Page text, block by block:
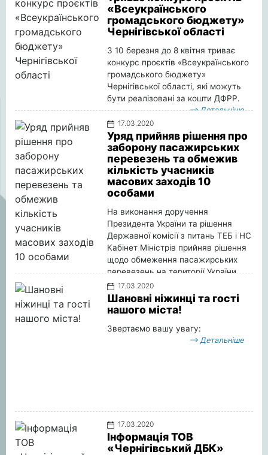
засобах.
Детальніше
«Всеукраїнського
громадського бюджету»
Чернігівської області
З 10 березня до 8 квітня триває
конкурс проєктів «Всеукраїнського
громадського бюджету»
Чернігівської області, які можуть
бути реалізовані за кошти ДФРР.
Детальніше
17.03.2020
Уряд прийняв рішення про
заборону пасажирських
перевезень та обмежив
кількість учасників
масових заходів 10
особами
На виконання доручення
Президента України та рішення
Державної комісії з питань ТЕБ і НС
Кабінет Міністрів прийняв рішення
щодо обмеження пасажирських
перевезень на території України
для запобігання поширенню
коронавірусної інфекції.
17.03.2020
Шановні ніжинці та гості
нашого міста!
Звертаємо вашу увагу:
Детальніше
17.03.2020
Інформація ТОВ
«Чернігівський ДБК»